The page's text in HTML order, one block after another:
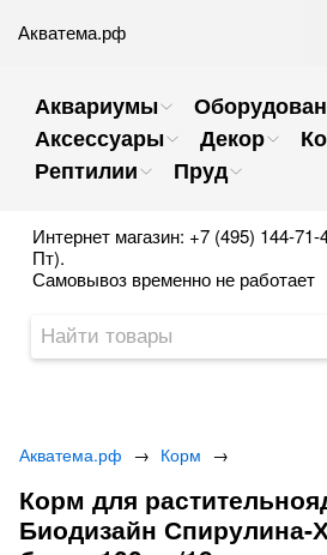
Акватема.рф
Аквариумы
Аксессуары
Декор
Рептилии
Пруд
Интернет магазин: +7 (495) 144-
Пт).
Самовывоз временно не работает
Акватема.рф → Корм →
Корм для
Биодизайн Спирулина-